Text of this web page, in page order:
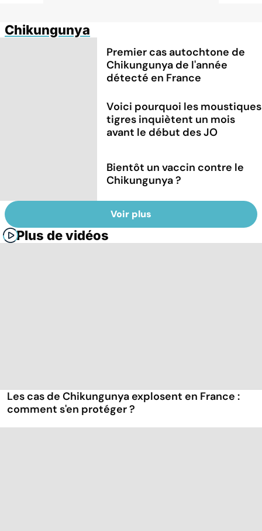
Chikungunya
Premier cas autochtone de
Chikungunya de l'année
détecté en France
Voici pourquoi les moustiques
tigres inquiètent un mois
avant le début des JO
Bientôt un vaccin contre le
Chikungunya ?
Voir plus
Plus de vidéos
Les cas de Chikungunya explosent en France :
comment s'en protéger ?